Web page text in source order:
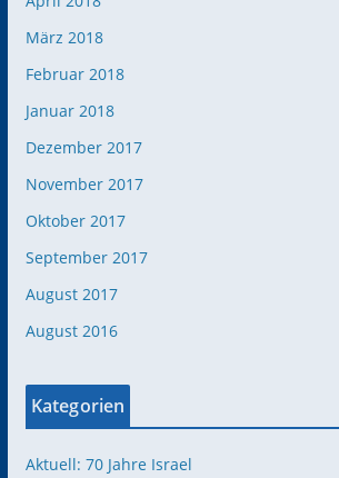
März 2018
Februar 2018
Januar 2018
Dezember 2017
November 2017
Oktober 2017
September 2017
August 2017
August 2016
Kategorien
Aktuell: 70 Jahre Israel